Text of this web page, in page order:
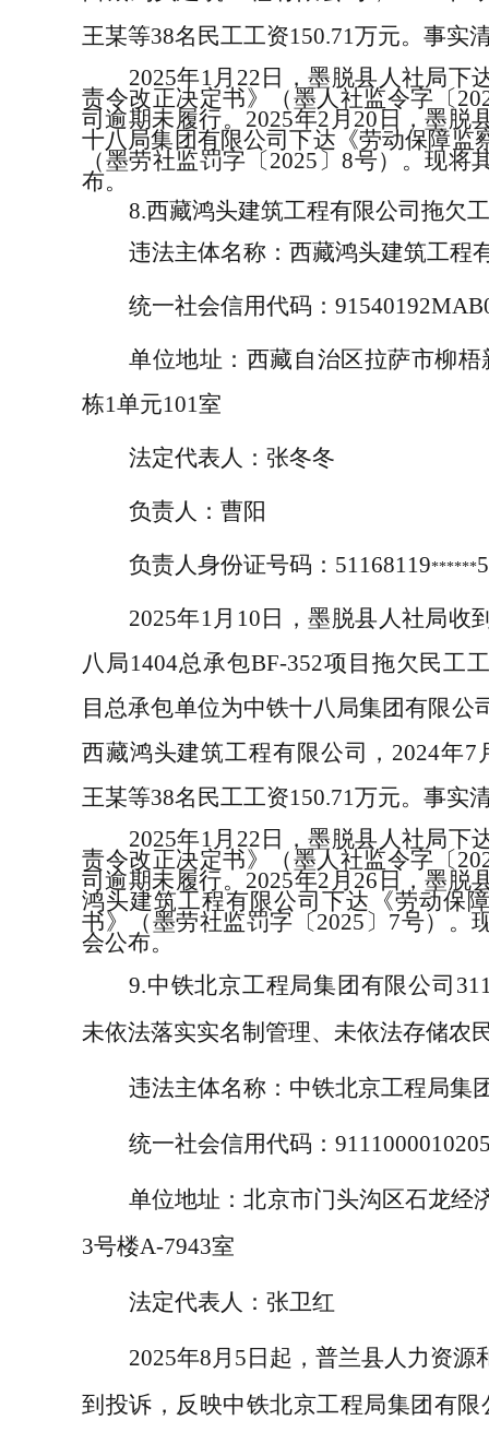
王某等38名民工工资150.71万元。事实
2025年1 月 22 日，墨脱县人社局下
责令改正决定书》 （墨人社监令字 〔
司逾期未履行。 2025年2 月 20 日，墨脱
十八局集团有限公司下达《劳动保障监
（墨劳社监罚字 〔2025 〕 8号）。现将
布。
8.西藏鸿头建筑工程有限公司拖欠
违法主体名称： 西藏鸿头建筑工程
统一社会信用代码：
单位地址： 西藏自治区拉萨市柳
栋1单元101 室
法定代表人： 张冬冬
负责人： 曹阳
负责人身份证号码： 51168119******
2025年1 月 10 日，墨脱县人社局收
八局1404总承包BF-352项目拖欠民工
目总承包单位为中铁十八局集团有限公
西藏鸿头建筑工程有限公司， 2024年7
王某等38名民工工资150.71万元。事实
2025年1 月 22 日，墨脱县人社局下
责令改正决定书》 （墨人社监令字 〔
司逾期未履行。 2025年2 月 26 日，墨脱
鸿头建筑工程有限公司下达《劳动保
书》（墨劳社监罚字 〔2025 〕 7号）。
会公布。
9.中铁北京工程局集团有限公司
未依法落实实名制管理、未依法存储农
违法主体名称： 中铁北京工程局集
统一社会信用代码：
单位地址：北京市门头沟区石龙经
3号楼A-7943室
法定代表人： 张卫红
2025年8 月 5 日起，普兰县人力资源
到投诉，反映中铁北京工程局集团有限